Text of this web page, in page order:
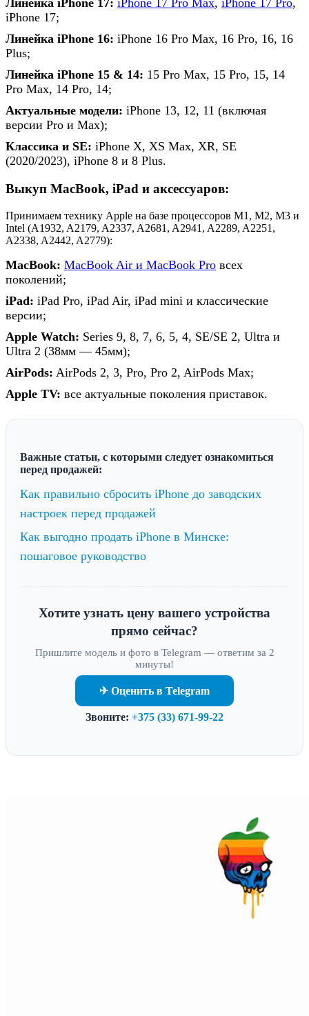
Линейка iPhone 17: iPhone 17 Pro Max, iPhone 17 Pro,
iPhone 17;
Линейка iPhone 16: iPhone 16 Pro Max, 16 Pro, 16, 16
Plus;
Линейка iPhone 15 & 14: 15 Pro Max, 15 Pro, 15, 14
Pro Max, 14 Pro, 14;
Актуальные модели: iPhone 13, 12, 11 (включая
версии Pro и Max);
Классика и SE: iPhone X, XS Max, XR, SE
(2020/2023), iPhone 8 и 8 Plus.
Выкуп MacBook, iPad и аксессуаров:
Принимаем технику Apple на базе процессоров M1, M2, M3 и
Intel (A1932, A2179, A2337, A2681, A2941, A2289, A2251,
A2338, A2442, A2779):
MacBook: MacBook Air и MacBook Pro всех
поколений;
iPad: iPad Pro, iPad Air, iPad mini и классические
версии;
Apple Watch: Series 9, 8, 7, 6, 5, 4, SE/SE 2, Ultra и
Ultra 2 (38мм — 45мм);
AirPods: AirPods 2, 3, Pro, Pro 2, AirPods Max;
Apple TV: все актуальные поколения приставок.
Важные статьи, с которыми следует ознакомиться
перед продажей:
Как правильно сбросить iPhone до заводских
настроек перед продажей
Как выгодно продать iPhone в Минске:
пошаговое руководство
Хотите узнать цену вашего устройства
прямо сейчас?
Пришлите модель и фото в Telegram — ответим за 2
минуты!
✈ Оценить в Telegram
Звоните: +375 (33) 671-99-22